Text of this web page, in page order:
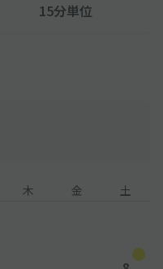
15分単位
木 金 土